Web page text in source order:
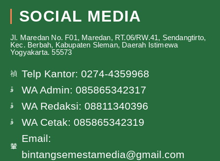
SOCIAL MEDIA
Jl. Maredan No. F01, Maredan, RT.06/RW.41, Sendangtirto,
Kec. Berbah, Kabupaten Sleman, Daerah Istimewa
Yogyakarta. 55573
Telp Kantor: 0274-4359968
WA Admin: 085865342317
WA Redaksi: 08811340396
WA Cetak: 085865342319
Email:
bintangsemestamedia@gmail.com